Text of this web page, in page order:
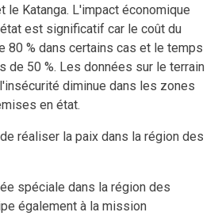
le Katanga. L'impact économique
est significatif car le coût du
80 % dans certains cas et le temps
de 50 %. Les données sur le terrain
diminue dans les zones
en état.
réaliser la paix dans la région des
spéciale dans la région des
également à la mission